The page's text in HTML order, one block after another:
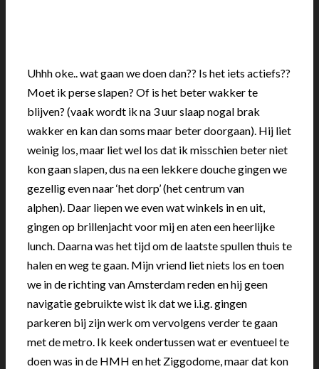
Uhhh oke.. wat gaan we doen dan?? Is het iets actiefs??
Moet ik perse slapen? Of is het beter wakker te
blijven? (vaak wordt ik na 3 uur slaap nogal brak
wakker en kan dan soms maar beter doorgaan). Hij liet
weinig los, maar liet wel los dat ik misschien beter niet
kon gaan slapen, dus na een lekkere douche gingen we
gezellig even naar ‘het dorp’ (het centrum van
alphen). Daar liepen we even wat winkels in en uit,
gingen op brillenjacht voor mij en aten een heerlijke
lunch. Daarna was het tijd om de laatste spullen thuis te
halen en weg te gaan. Mijn vriend liet niets los en toen
we in de richting van Amsterdam reden en hij geen
navigatie gebruikte wist ik dat we i.i.g. gingen
parkeren bij zijn werk om vervolgens verder te gaan
met de metro. Ik keek ondertussen wat er eventueel te
doen was in de HMH en het Ziggodome, maar dat kon